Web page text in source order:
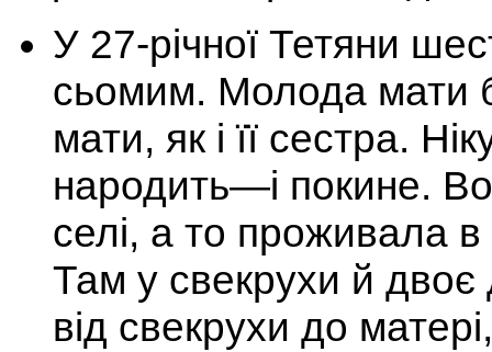
У 27-річної Тетяни
сьомим. Молода мати
мати, як і її сестра.
народить—і покине.
селі, а то проживала в
Там у свекрухи й
від свекрухи до